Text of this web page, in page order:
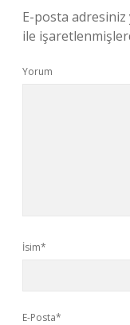
E-posta adresiniz
ile
Yorum
İsim*
E-Posta*